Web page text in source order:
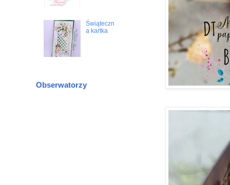
Świąteczn
a kartka
Obserwatorzy